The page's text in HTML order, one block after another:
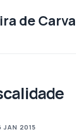
de
JAN 2015